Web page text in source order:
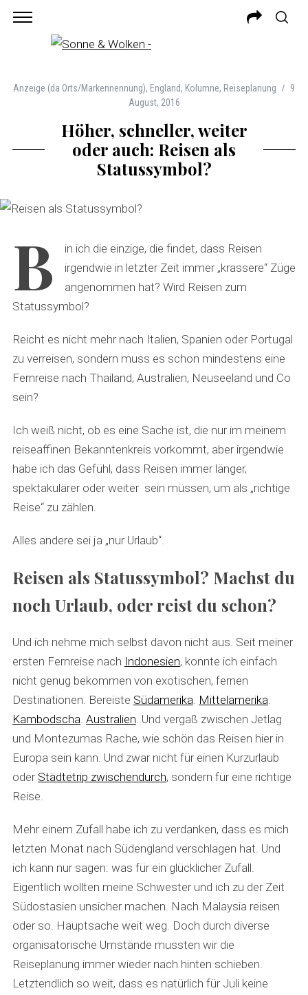
Anzeige (da Orts/Markennennung), England, Kolumne, Reiseplanung
9
August, 2016
Höher, schneller, weiter
oder auch: Reisen als
Statussymbol?
B
in ich die einzige, die findet, dass Reisen
irgendwie in letzter Zeit immer „krassere“ Züge
angenommen hat? Wird Reisen zum
Statussymbol?
Reicht es nicht mehr nach Italien, Spanien oder Portugal
zu verreisen, sondern muss es schon mindestens eine
Fernreise nach Thailand, Australien, Neuseeland und Co
sein?
Ich weiß nicht, ob es eine Sache ist, die nur im meinem
reiseaffinen Bekanntenkreis vorkommt, aber irgendwie
habe ich das Gefühl, dass Reisen immer länger,
spektakulärer oder weiter sein müssen, um als „richtige
Reise“ zu zählen.
Alles andere sei ja „nur Urlaub“.
Reisen als Statussymbol? Machst du
noch Urlaub, oder reist du schon?
Und ich nehme mich selbst davon nicht aus. Seit meiner
ersten Fernreise nach Indonesien, konnte ich einfach
nicht genug bekommen von exotischen, fernen
Destinationen. Bereiste Südamerika. Mittelamerika.
Kambodscha. Australien. Und vergaß zwischen Jetlag
und Montezumas Rache, wie schön das Reisen hier in
Europa sein kann. Und zwar nicht für einen Kurzurlaub
oder Städtetrip zwischendurch, sondern für eine richtige
Reise.
Mehr einem Zufall habe ich zu verdanken, dass es mich
letzten Monat nach Südengland verschlagen hat. Und
ich kann nur sagen: was für ein glücklicher Zufall.
Eigentlich wollten meine Schwester und ich zu der Zeit
Südostasien unsicher machen. Nach Malaysia reisen
oder so. Hauptsache weit weg. Doch durch diverse
organisatorische Umstände mussten wir die
Reiseplanung immer wieder nach hinten schieben.
Letztendlich so weit, dass es natürlich für Juli keine